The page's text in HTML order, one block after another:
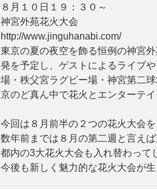
８月１０日１９：３０～
神宮外苑花火大会
http://www.jinguhanabi.com/
東京の夏の夜空を飾る恒例の神宮
発を予定し、ゲストによるライブ
場・秩父宮ラグビー場・神宮第二
京のど真ん中で花火とエンターテ
今回は８月前半の２つの花火大会を
数年前までは８月の第二週と言え
都内の3大花火大会も入れ替わって
今後も新しく魅力的な花火大会が